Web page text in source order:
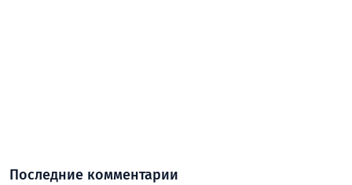
Последние комментарии